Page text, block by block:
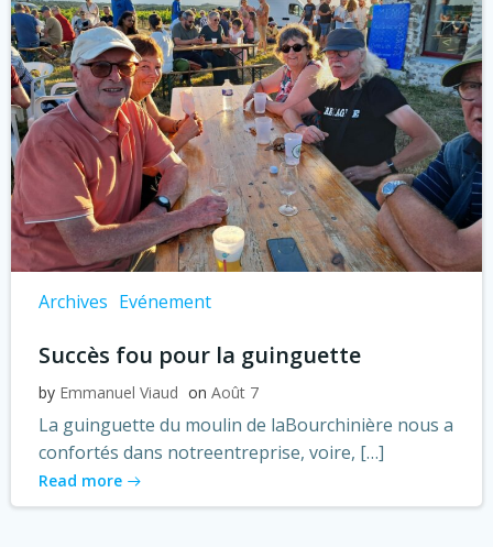
Archives Evénement
Succès fou pour la guinguette
by Emmanuel Viaud on Août 7
La guinguette du moulin de laBourchinière nous a
confortés dans notreentreprise, voire, […]
Read more